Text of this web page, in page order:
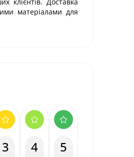
матеріалами для
3 4 5